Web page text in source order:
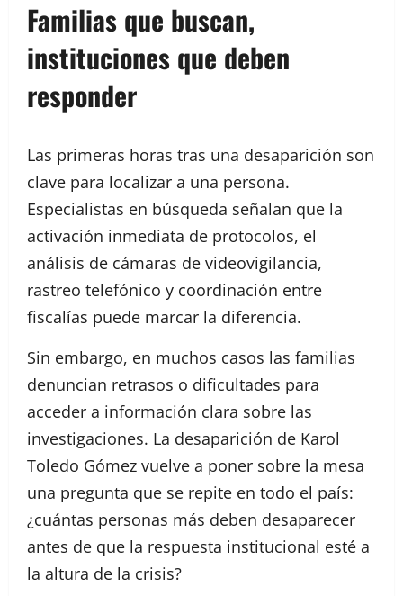
Familias que buscan,
instituciones que deben
responder
Las primeras horas tras una desaparición son
clave para localizar a una persona.
Especialistas en búsqueda señalan que la
activación inmediata de protocolos, el
análisis de cámaras de videovigilancia,
rastreo telefónico y coordinación entre
fiscalías puede marcar la diferencia.
Sin embargo, en muchos casos las familias
denuncian retrasos o dificultades para
acceder a información clara sobre las
investigaciones. La desaparición de Karol
Toledo Gómez vuelve a poner sobre la mesa
una pregunta que se repite en todo el país:
¿cuántas personas más deben desaparecer
antes de que la respuesta institucional esté a
la altura de la crisis?